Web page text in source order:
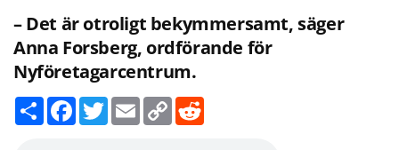
– Det är otroligt bekymmersamt, säger
Anna Forsberg, ordförande för
Nyföretagarcentrum.
D
e
F
a
T
w
E
m
C
o